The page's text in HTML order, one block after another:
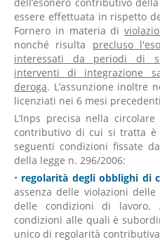
essere effettuata in rispetto
Fornero in materia di
nonché risulta precluso
interessati da periodi di
interventi di integrazione
deroga. L’assunzione inoltre
licenziati nei 6 mesi
L’Inps precisa nella
contributivo di cui si tratta
seguenti condizioni fissate
della legge n. 296/2006:
• regolarità degli obblighi di
assenza delle violazioni
delle condizioni di
condizioni alle quali è
unico di regolarità contributiva